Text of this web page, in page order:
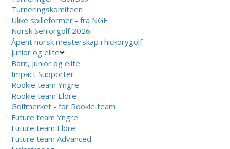
Turneringskomiteen
Ulike spilleformer - fra NGF
Norsk Seniorgolf 2026
Åpent norsk mesterskap i hickorygolf
Junior og elite
Barn, junior og elite
Impact Supporter
Rookie team Yngre
Rookie team Eldre
Golfmerket - for Rookie team
Future team Yngre
Future team Eldre
Future team Advanced